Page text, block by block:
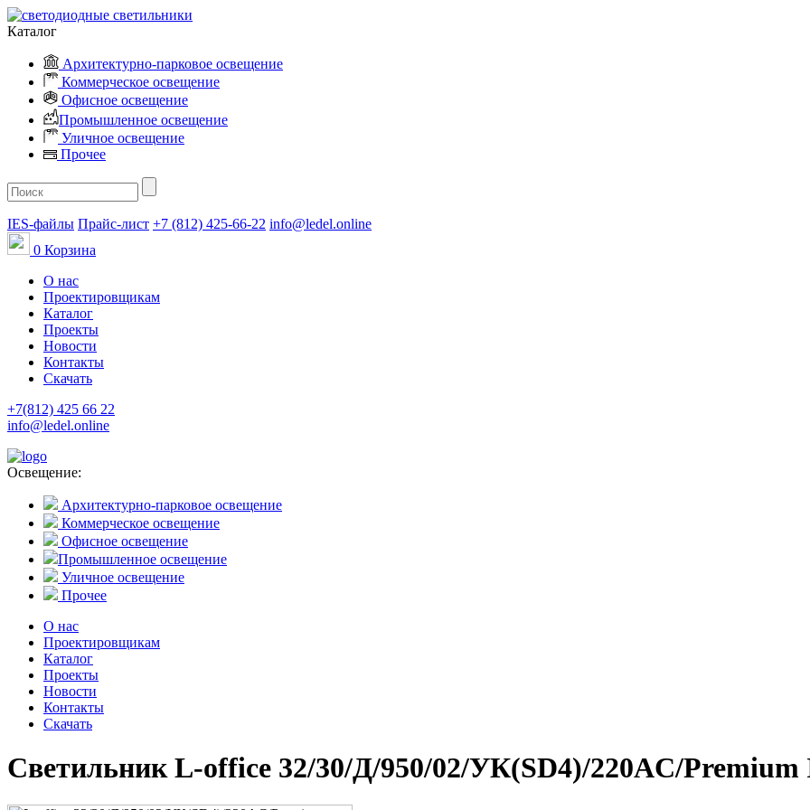
Каталог
Архитектурно-парковое освещение
Коммерческое освещение
Офисное освещение
Промышленное освещение
Уличное освещение
Прочее
IES-файлы Прайс-лист +7 (812) 425-66-22 info@ledel.online
0 Корзина
О нас
Проектировщикам
Каталог
Проекты
Новости
Контакты
Скачать
+7(812) 425 66 22
info@ledel.online
Освещение:
Архитектурно-парковое освещение
Коммерческое освещение
Офисное освещение
Промышленное освещение
Уличное освещение
Прочее
О нас
Проектировщикам
Каталог
Проекты
Новости
Контакты
Скачать
Светильник L-office 32/30/Д/950/02/УК(SD4)/220AC/Premium